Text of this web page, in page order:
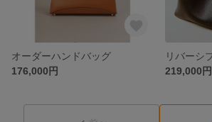
オーダーハンドバッグ
176,000円
219,000円